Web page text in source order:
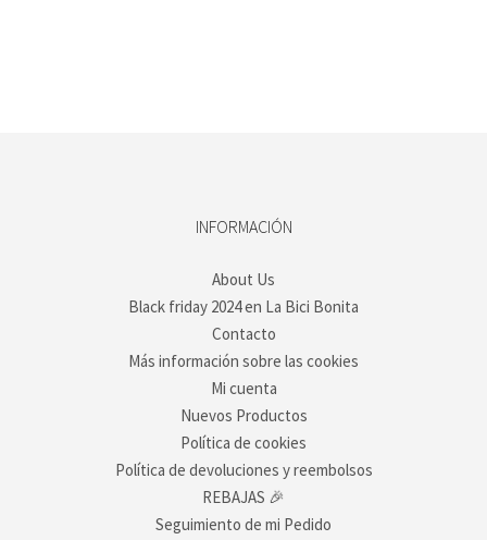
INFORMACIÓN
About Us
Black friday 2024 en La Bici Bonita
Contacto
Más información sobre las cookies
Mi cuenta
Nuevos Productos
Política de cookies
Política de devoluciones y reembolsos
REBAJAS 🎉
Seguimiento de mi Pedido